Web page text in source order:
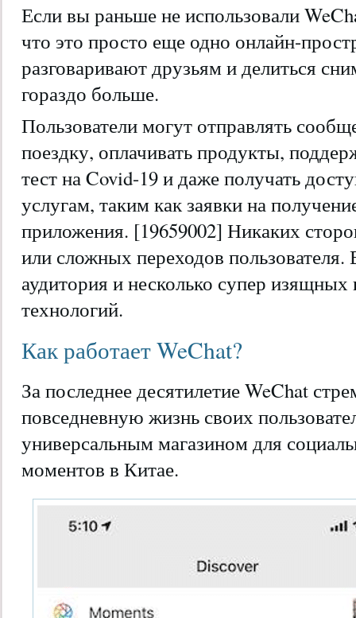
Если вы раньше не использовали
что это просто еще одно онлайн-
разговаривают друзьям и делиться
гораздо больше.
Пользователи могут отправлять
поездку, оплачивать продукты,
тест на Covid-19 и даже получать
услугам, таким как заявки на
приложения. [19659002] Никаких
или сложных переходов пользователя.
аудитория и несколько супер
технологий.
Как работает WeChat?
За последнее десятилетие WeChat
повседневную жизнь своих
универсальным магазином для
моментов в Китае.